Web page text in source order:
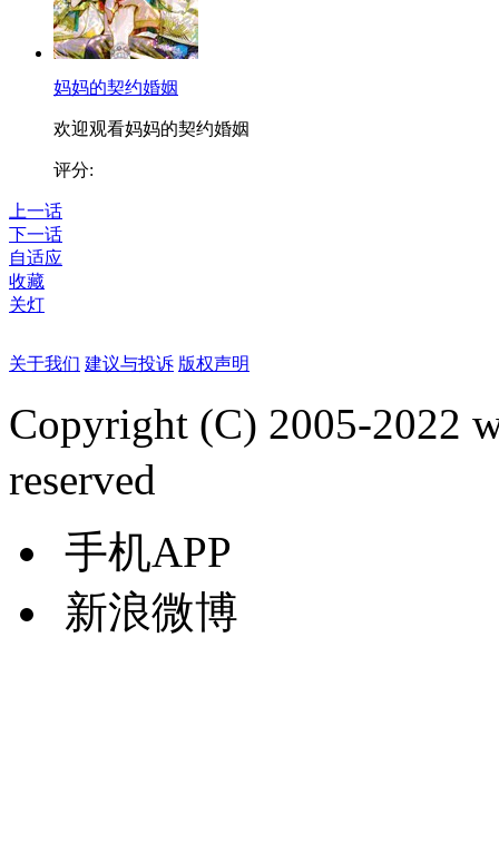
妈妈的契约婚姻
欢迎观看妈妈的契约婚姻
评分:
上一话
下一话
自适应
收藏
关灯
关于我们 建议与投诉 版权声明
Copyright (C) 2005-2022
reserved
手机APP
新浪微博